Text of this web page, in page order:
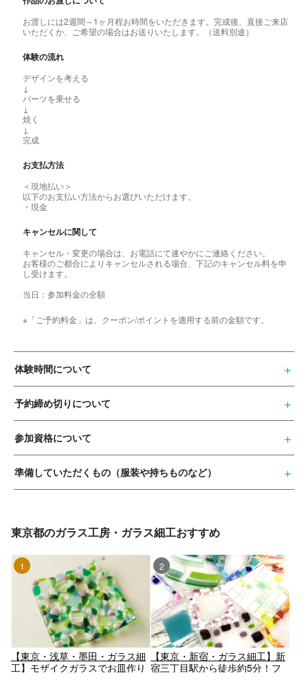
お渡しには2週間～1ヶ月程お時間をいただきます。完成後、直接ご来店
いただくか、ご希望の場合はお送りいたします。（送料別途）
体験の流れ
デザインを考える
↓
パーツを乗せる
↓
焼く
↓
完成
お支払方法
＜現地払い＞
以下のお支払い方法からお選びいただけます。
・現金
キャンセルに関して
キャンセル・変更の場合は、お電話にて速やかにご連絡ください。
お客様のご都合によりキャンセルされる場合、下記のキャンセル料を申
し受けます。
当日：参加料金の全額
※「ご予約料金」は、クーポン/ポイントを適用する前の金額です。
体験時間について
予約締め切りについて
参加資格について
準備していただくもの（服装や持ちものなど）
東京都のガラス工房・ガラス細工おすすめ
【東京・浅草・墨田・ガラス細
工】モザイクガラスでお皿作り
2位
【東京・新宿・ガラス細工】新
宿三丁目駅から徒歩約5分！フ